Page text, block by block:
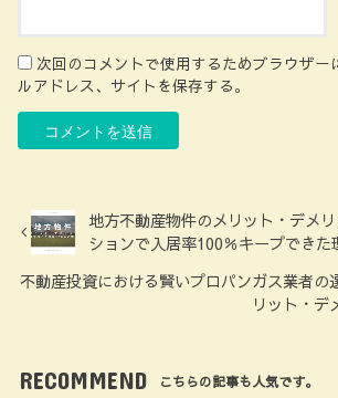
次回のコメントで使用するためブラウザー
ルアドレス、サイトを保存する。
地方不動産物件のメリット・デメ
ションで入居率100％キープできた
不動産投資における賢いプロパンガス業者の
リット・デ
RECOMMEND こちらの記事も人気です。